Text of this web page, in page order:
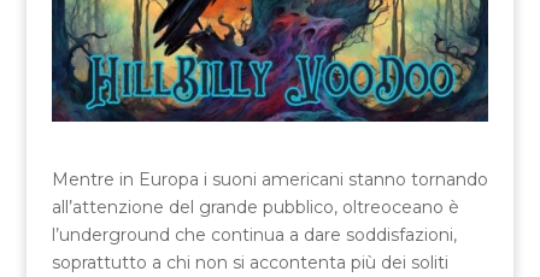
Mentre in Europa i suoni americani stanno tornando
all’attenzione del grande pubblico, oltreoceano è
l’underground che continua a dare soddisfazioni,
soprattutto a chi non si accontenta più dei soliti